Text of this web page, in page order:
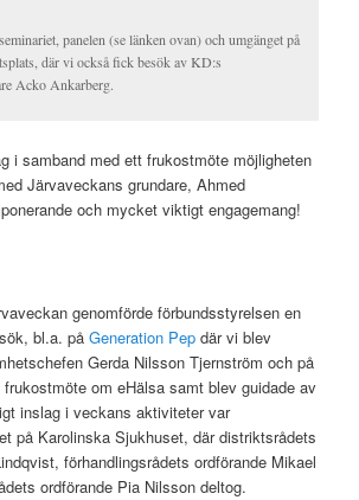
panelen (se länken ovan) och umgänget på
där vi också fick besök av KD:s
Acko Ankarberg.
i samband med ett frukostmöte möjligheten
Järvaveckans grundare, Ahmed
och mycket viktigt engagemang!
genomförde förbundsstyrelsen en
bl.a. påGeneration Pep där vi blev
Gerda Nilsson Tjernström och på
om eHälsa samt blev guidade av
inslag i veckans aktiviteter var
på Karolinska Sjukhuset, där distriktsrådets
förhandlingsrådets ordförande Mikael
ordförande Pia Nilsson deltog.